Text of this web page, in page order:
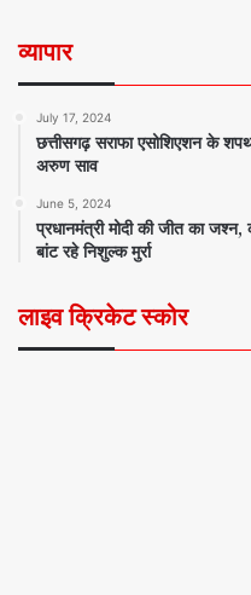
व्यापार
July 17, 2024
छत्तीसगढ़ सराफा एसोशिएशन के
अरुण साव
June 5, 2024
प्रधानमंत्री मोदी की जीत का
बांट रहे निशुल्क मुर्रा
लाइव क्रिकेट स्कोर